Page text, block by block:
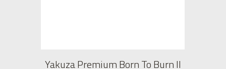
Yakuza Premium Born To Burn II